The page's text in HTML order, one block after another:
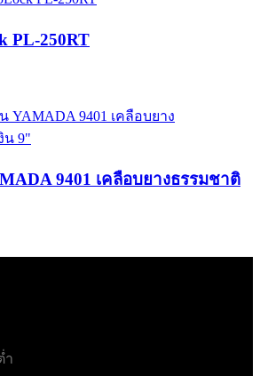
PL-250RT
9401 เคลือบยางธรรมชาติ
ำ